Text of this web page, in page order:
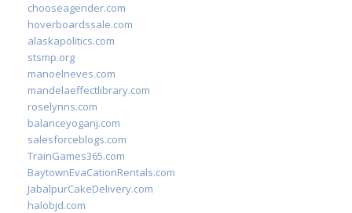
chooseagender.com
hoverboardssale.com
alaskapolitics.com
stsmp.org
manoelneves.com
mandelaeffectlibrary.com
roselynns.com
balanceyoganj.com
salesforceblogs.com
TrainGames365.com
BaytownEvaCationRentals.com
JabalpurCakeDelivery.com
halobjd.com